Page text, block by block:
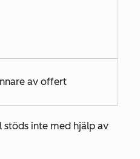
av offert
stöds inte med hjälp av